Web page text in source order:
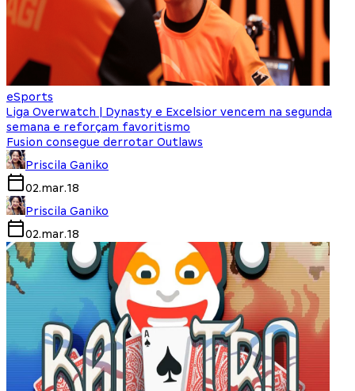
eSports
Liga Overwatch | Dynasty e Excelsior vencem na segunda
semana e reforçam favoritismo
Fusion consegue derrotar Outlaws
Priscila Ganiko
02.mar.18
Priscila Ganiko
02.mar.18